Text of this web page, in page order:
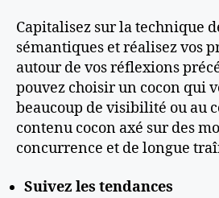
Capitalisez sur la technique
sémantiques et réalisez vos
autour de vos réflexions
pouvez choisir un cocon qui
beaucoup de visibilité ou au
contenu cocon axé sur des
concurrence et de longue
Suivez les tendances